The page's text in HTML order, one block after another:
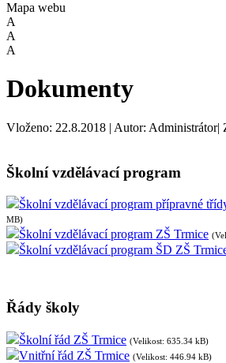
Mapa webu
A
A
A
Dokumenty
Vloženo: 22.8.2018 | Autor: Administrátor|
Školní vzdělávací program
Školní vzdělávací program přípravné
MB)
Školní vzdělávací program ZŠ Trmice
Školní vzdělávací program ŠD ZŠ
Řády školy
Školní řád ZŠ Trmice (Velikost: 635.34 kB)
Vnitřní řád ZŠ Trmice (Velikost: 446.94 kB)